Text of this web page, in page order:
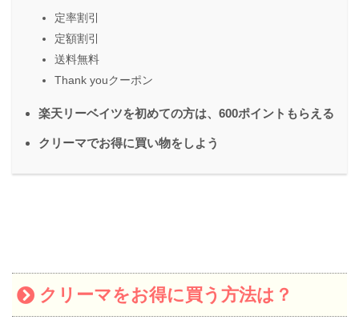
定率割引
定額割引
送料無料
Thank youクーポン
楽天リーベイツを初めての方は、600ポイントもらえる
クリーマでお得に買い物をしよう
クリーマをお得に買う方法は？